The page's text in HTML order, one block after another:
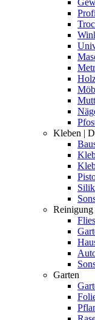
Kleben |
Reinigung
Garten